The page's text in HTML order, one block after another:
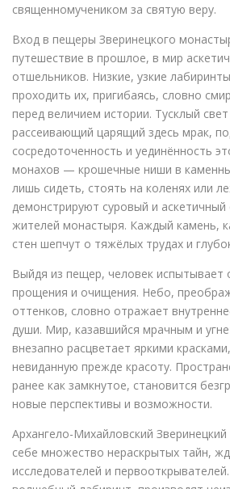
священномучеником за святую веру.
Вход в пещеры Зверинецкого
путешествие в прошлое, в мир
отшельников. Низкие, узкие
проходить их, пригибаясь, словно
перед величием истории. Тусклый
рассеивающий царящий здесь мрак,
сосредоточенность и уединённость
монахов — крошечные ниши в
лишь сидеть, стоять на коленях или
демонстрируют суровый и
жителей монастыря. Каждый камень,
стен шепчут о тяжёлых трудах и
Выйдя из пещер, человек испытывает
прощения и очищения. Небо,
оттенков, словно отражает
души. Мир, казавшийся мрачным и
внезапно расцветает яркими
невиданную прежде красоту.
ранее как замкнутое, становится
новые перспективы и возможности.
Архангело-Михайловский
себе множество нераскрытых тайн,
исследователей и